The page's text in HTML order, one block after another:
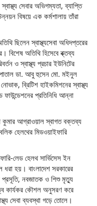
সেবার অভিগম্যতা, ব্যাপ্তি
বিষয়ে এক কর্মশালায় তাঁরা
ছিলেন স্বাস্থ্যসেবা অধিদপ্তরের
অতিথি হিসেবে ব্ক্তব্য
ও স্বাস্থ্য প্রচার ইউনিটের
ডা. আবু হুসেন মো. মইনুল
ব্রিটিশ হাইকমিশনের স্বাস্থ্য
প্রতিনিধি আন্না
কুমার আগ্রাওয়াল স্বাগত বক্তব্য
হেলথের মিডওয়াইফারি
লেড হেলথ সার্ভিসেস ইন
ধরা হয়। বাংলাদেশ সরকারের
প্রসূতি, নবজাতক ও শিশু মৃত্যু
কার্যকর কৌশল অনুসরণ করে
সেবা ব্যবস্থা গড়ে তোলে।